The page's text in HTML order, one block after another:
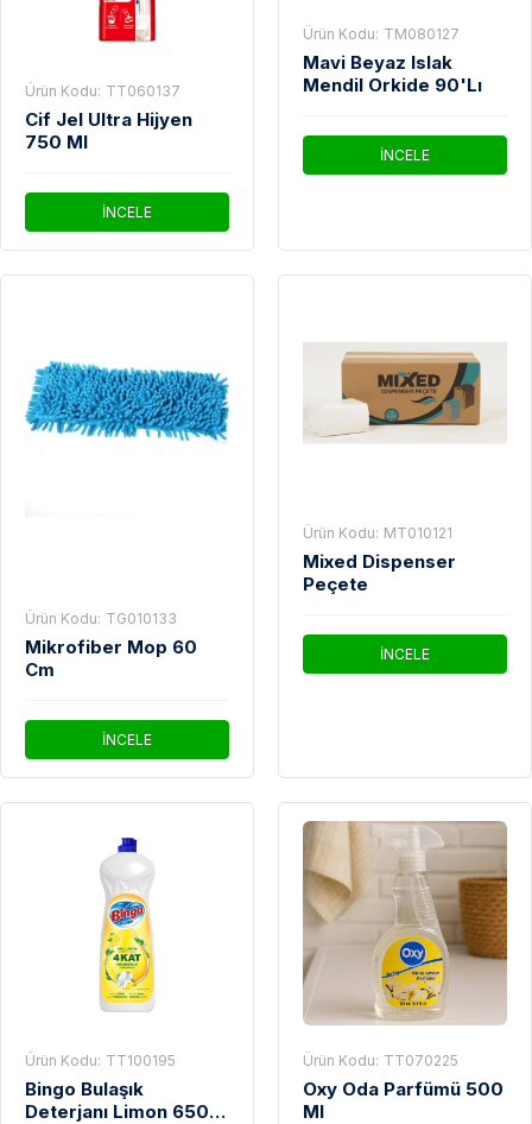
Ürün Kodu: TT060137
Cif Jel Ultra Hijyen
750 Ml
İNCELE
Ürün Kodu: TM080127
Mavi Beyaz Islak
Mendil Orkide 90'Lı
İNCELE
Ürün Kodu: TG010133
Mikrofiber Mop 60
Cm
İNCELE
Ürün Kodu: MT010121
Mixed Dispenser
Peçete
İNCELE
Ürün Kodu: TT100195
Bingo Bulaşık
Deterjanı Limon 650
Ürün Kodu: TT070225
Oxy Oda Parfümü 500
Ml